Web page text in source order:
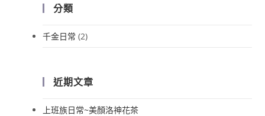
分類
千金日常 (2)
近期文章
上班族日常~美顏洛神花茶